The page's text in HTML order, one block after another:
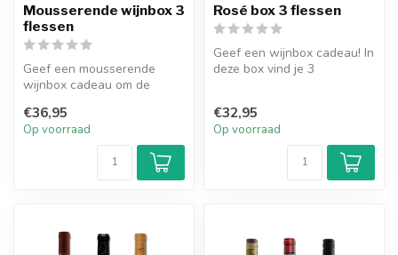
Mousserende wijnbox 3
flessen
Geef een mousserende
wijnbox cadeau om de
te ontdekken...
€36,95
Op voorraad
Rosé box 3 flessen
Geef een wijnbox cadeau! In
deze box vind je 3
€32,95
Op voorraad